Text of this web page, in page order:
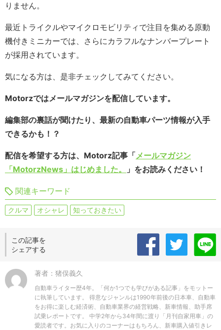
りません。
最近トライクルやマイクロモビリティで注目を集める原動
機付きミニカーでは、さらにカラフルなナンバープレート
が採用されています。
気になる方は、是非チェックしてみてください。
Motorzではメールマガジンを配信しています。
編集部の裏話が聞けたり、最新の自動車パーツ情報が入手
できるかも！？
配信を希望する方は、Motorz記事「メールマガジン
「MotorzNews」はじめました。
」をお読みください！
関連キーワード
クルマ オシャレ 知っておきたい
この記事を
シェアする
著者：猪俣義久
自動車ライター歴4年。「何か1つでも学びがある記事」をモットー
に執筆しています。 得意なジャンルは1990年前後の日本車、自動車
をお得に楽しむ経済術、自動車業界の経営戦略、新車情報、助手席
試乗レポートです。 中学2年から34年間に渡り「月刊自家用車」の
愛読者です。お気に入りのコーナーはもちろん、新車購入値引きレ